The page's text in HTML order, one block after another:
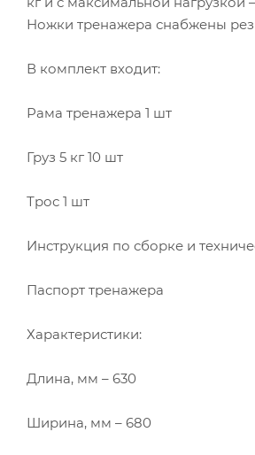
Ножки тренажера снабжены
В комплект входит:
Рама тренажера 1 шт
Груз 5 кг 10 шт
Трос 1 шт
Инструкция по сборке и
Паспорт тренажера
Характеристики:
Длина, мм – 630
Ширина, мм – 680